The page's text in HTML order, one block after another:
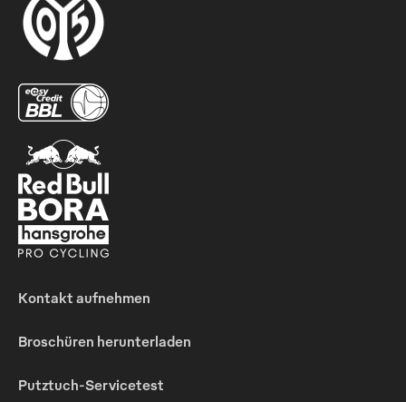
Kontakt aufnehmen
Broschüren herunterladen
Putztuch-Servicetest